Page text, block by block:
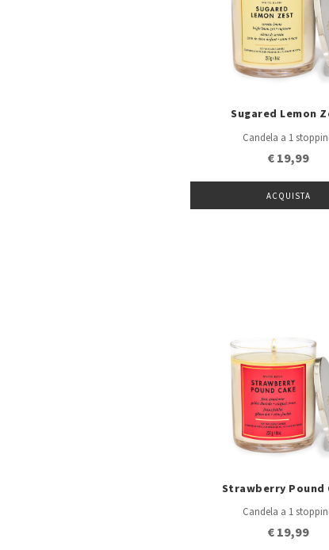
Sugared Lemon
Candela a 1
€ 19,99
ACQUISTA
Strawberry Pound
Candela a 1
€ 19,99